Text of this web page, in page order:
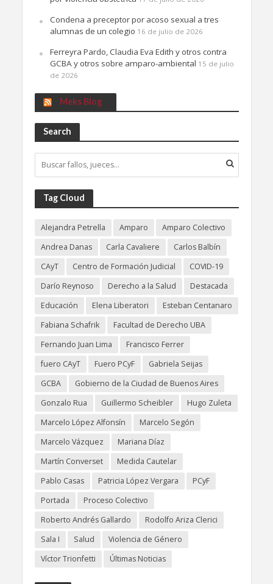
Condena a preceptor por acoso sexual a tres
alumnas de un colegio 16 de julio de 2026
Ferreyra Pardo, Claudia Eva Edith y otros contra
GCBA y otros sobre amparo-ambiental 15 de julio
de 2026
Meks Blog
Search
Tag Cloud
Alejandra Petrella Amparo
Amparo Colectivo
Andrea Danas
Carla Cavaliere
Carlos Balbín
CAyT
Centro de Formación Judicial
COVID-19
Darío Reynoso
Derecho a la Salud
Destacada
Educación
Elena Liberatori
Esteban Centanaro
Fabiana Schafrik
Facultad de Derecho UBA
Fernando Juan Lima
Francisco Ferrer
fuero CAyT
Fuero PCyF
Gabriela Seijas
GCBA
Gobierno de la Ciudad de Buenos Aires
Gonzalo Rua
Guillermo Scheibler
Hugo Zuleta
Marcelo López Alfonsín
Marcelo Segón
Marcelo Vázquez
Mariana Díaz
Martín Converset
Medida Cautelar
Pablo Casas
Patricia López Vergara
PCyF
Portada
Proceso Colectivo
Roberto Andrés Gallardo
Rodolfo Ariza Clerici
Sala I
Salud
Violencia de Género
Víctor Trionfetti
Últimas Noticias